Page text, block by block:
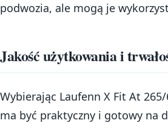
podwozia, ale mogą je
Jakość użytkowania i
Wybierając Laufenn X Fit At
ma być praktyczny i gotowy na